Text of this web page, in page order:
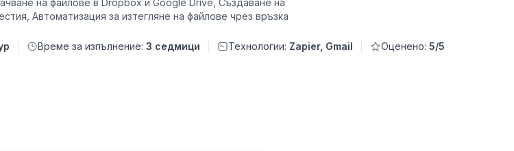
на файлове в Dropbox и Google Drive, Създаване на
Автоматизация за изтегляне на файлове чрез връзка
Време за изпълнение: 3 седмици Технологии: Zapier, Gmail Оценено: 5/5